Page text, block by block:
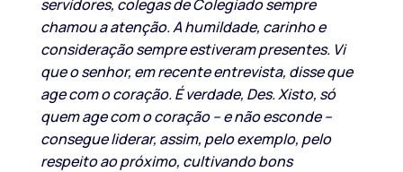
servidores, colegas de Colegiado sempre
chamou a atenção. A humildade, carinho e
consideração sempre estiveram presentes. Vi
que o senhor, em recente entrevista, disse que
age com o coração. É verdade, Des. Xisto, só
quem age com o coração – e não esconde –
consegue liderar, assim, pelo exemplo, pelo
respeito ao próximo, cultivando bons